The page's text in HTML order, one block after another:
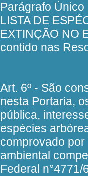
Parágrafo
LISTA DE
EXTINÇÃO NO
contido nas
Art. 6º - São
nesta Portaria,
pública,
espécies
comprovado
ambiental
Federal n°4771/